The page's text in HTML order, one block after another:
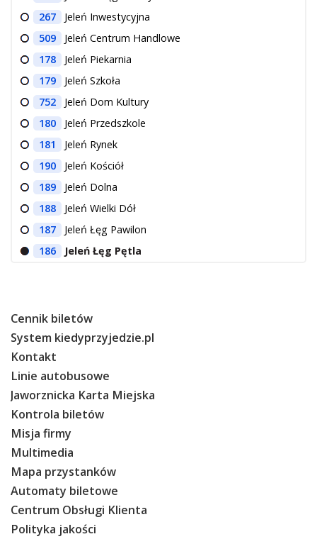
267
Jeleń Inwestycyjna
509
Jeleń Centrum Handlowe
178
Jeleń Piekarnia
179
Jeleń Szkoła
752
Jeleń Dom Kultury
180
Jeleń Przedszkole
181
Jeleń Rynek
190
Jeleń Kościół
189
Jeleń Dolna
188
Jeleń Wielki Dół
187
Jeleń Łęg Pawilon
186
Jeleń Łęg Pętla
Cennik biletów
System kiedyprzyjedzie.pl
Kontakt
Linie autobusowe
Jaworznicka Karta Miejska
Kontrola biletów
Misja firmy
Multimedia
Mapa przystanków
Automaty biletowe
Centrum Obsługi Klienta
Polityka jakości